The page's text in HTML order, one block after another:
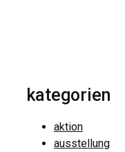
kategorien
aktion
ausstellung